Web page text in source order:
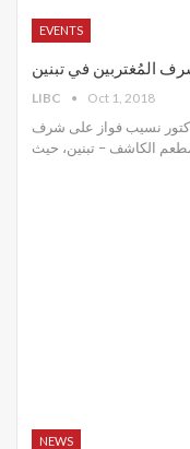
EVENTS
المُغتربين في تبنين
LIBC Oct 1, 2018
نسيب فواز على شرف
NEWS